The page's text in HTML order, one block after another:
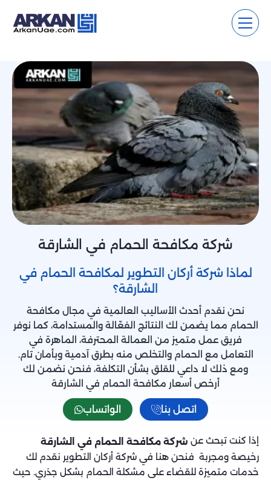
شركة مكافحة الحمام في الشارقة
لماذا شركة أركان التطوير لمكافحة الحمام في
الشارقة؟
نحن نقدم أحدث الأساليب العالمية في مجال مكافحة
الحمام مما يضمن لك النتائج الفعّالة والمستدامة، كما نوفر
فريق عمل متميز من العمالة المحترفة، الماهرة في
التعامل مع الحمام والتخلص منه بطرق آدمية وبأمان تام.
ومع ذلك لا داعي للقلق بشأن التكلفة، فنحن نضمن لك
أرخص أسعار مكافحة الحمام في الشارقة
اتصل بنا الواتساب
إذا كنت تبحث عن شركة مكافحة الحمام في الشارقة
رخيصة ومجربة فنحن هنا في شركة أركان التطوير نقدم لك
خدمات متميزة للقضاء على مشكلة الحمام بشكل جذري. حيث